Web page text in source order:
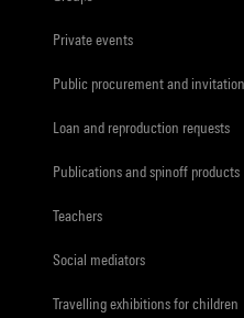
Private events
Public procurement and
Loan and reproduction requests
Publications and spinoff products
Teachers
Social mediators
Travelling exhibitions for children